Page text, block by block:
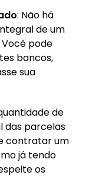
: Não há
de um
pode
bancos,
sua
de
das parcelas
contratar um
já tendo
os